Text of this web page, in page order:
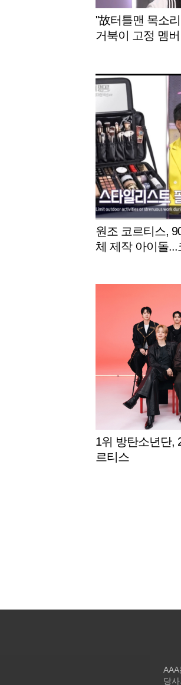
"故터틀맨 목소
거북이 고정 멤
원조 코르티스,
체 제작 아이돌
1위 방탄소년단,
르티스
당